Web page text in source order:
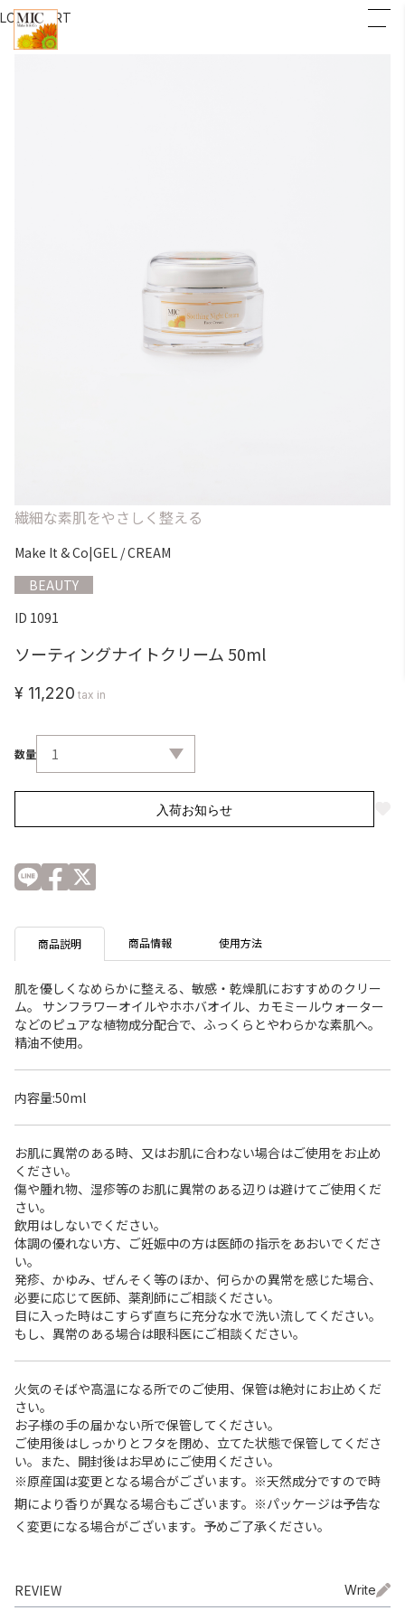
LOGINCART
繊細な素肌をやさしく整える
Make It & Co|GEL / CREAM
BEAUTY
ID 1091
ソーティングナイトクリーム 50ml
¥ 11,220 tax in
数量
入荷お知らせ
商品説明 商品情報 使用方法
肌を優しくなめらかに整える、敏感・乾燥肌におすすめのクリー
ム。 サンフラワーオイルやホホバオイル、カモミールウォーター
などのピュアな植物成分配合で、ふっくらとやわらかな素肌へ。
精油不使用。
内容量:50ml
お肌に異常のある時、又はお肌に合わない場合はご使用をお止め
ください。
傷や腫れ物、湿疹等のお肌に異常のある辺りは避けてご使用くだ
さい。
飲用はしないでください。
体調の優れない方、ご妊娠中の方は医師の指示をあおいでくださ
い。
発疹、かゆみ、ぜんそく等のほか、何らかの異常を感じた場合、
必要に応じて医師、薬剤師にご相談ください。
目に入った時はこすらず直ちに充分な水で洗い流してください。
もし、異常のある場合は眼科医にご相談ください。
火気のそばや高温になる所でのご使用、保管は絶対にお止めくだ
さい。
お子様の手の届かない所で保管してください。
ご使用後はしっかりとフタを閉め、立てた状態で保管してくださ
い。また、開封後はお早めにご使用ください。
※原産国は変更となる場合がございます。※天然成分ですので時
期により香りが異なる場合もございます。※パッケージは予告な
く変更になる場合がございます。予めご了承ください。
REVIEW Write